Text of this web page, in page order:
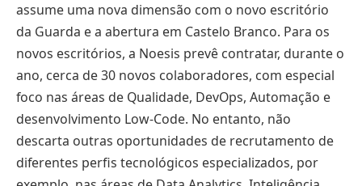
assume uma nova dimensão com o novo escritório
da Guarda e a abertura em Castelo Branco. Para os
novos escritórios, a Noesis prevê contratar, durante o
ano, cerca de 30 novos colaboradores, com especial
foco nas áreas de Qualidade, DevOps, Automação e
desenvolvimento Low-Code. No entanto, não
descarta outras oportunidades de recrutamento de
diferentes perfis tecnológicos especializados, por